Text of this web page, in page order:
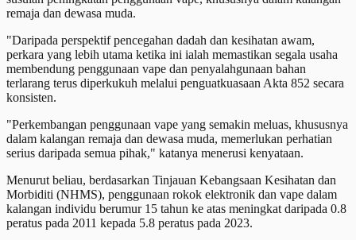
remaja dan dewasa muda.
"Daripada perspektif pencegahan dadah dan kesihatan awam,
perkara yang lebih utama ketika ini ialah memastikan segala usaha
membendung penggunaan vape dan penyalahgunaan bahan
terlarang terus diperkukuh melalui penguatkuasaan Akta 852 secara
konsisten.
"Perkembangan penggunaan vape yang semakin meluas, khususnya
dalam kalangan remaja dan dewasa muda, memerlukan perhatian
serius daripada semua pihak," katanya menerusi kenyataan.
Menurut beliau, berdasarkan Tinjauan Kebangsaan Kesihatan dan
Morbiditi (NHMS), penggunaan rokok elektronik dan vape dalam
kalangan individu berumur 15 tahun ke atas meningkat daripada 0.8
peratus pada 2011 kepada 5.8 peratus pada 2023.